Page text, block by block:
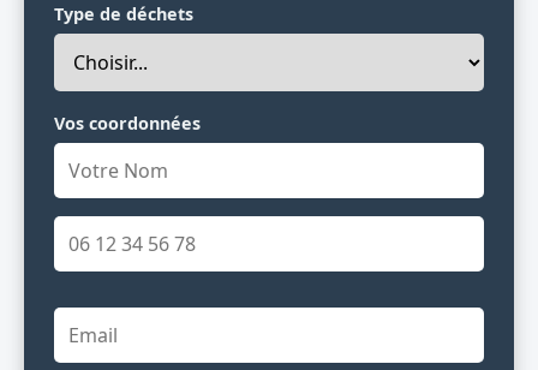
Type de déchets
Vos coordonnées